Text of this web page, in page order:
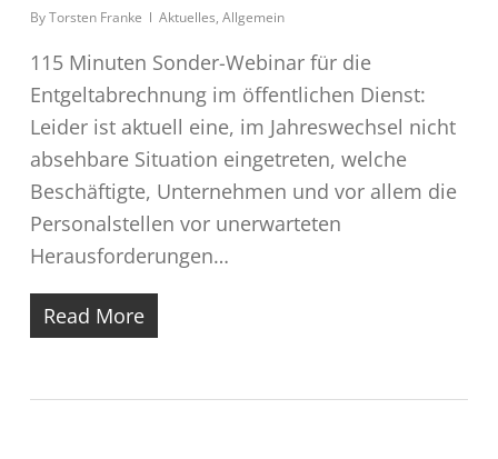
ByTorsten Franke Aktuelles, Allgemein
115 Minuten Sonder-Webinar für die
Entgeltabrechnung im öffentlichen Dienst:
Leider ist aktuell eine, im Jahreswechsel nicht
absehbare Situation eingetreten, welche
Beschäftigte, Unternehmen und vor allem die
Personalstellen vor unerwarteten
Herausforderungen…
Read More